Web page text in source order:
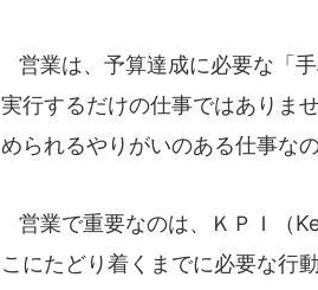
営業は、予算達成に必要な「
実行するだけの仕事ではありま
められるやりがいのある仕事なの
営業で重要なのは、ＫＰＩ（
こにたどり着くまでに必要な行